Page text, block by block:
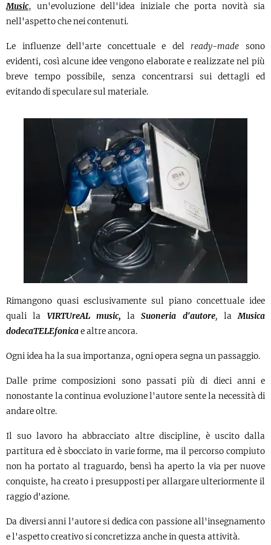
Music, un'evoluzione dell'idea iniziale che porta novità sia
nell'aspetto che nei contenuti.
Le influenze dell'arte concettuale e del ready-madesono
evidenti, così alcune idee vengono elaborate e realizzate nel più
breve tempo possibile, senza concentrarsi sui dettagli ed
evitando di speculare sul materiale.
Rimangono quasi esclusivamente sul piano concettuale idee
quali la VIRTUreAL music, la Suoneria d'autore, laMusica
dodecaTELEfonicae altre ancora.
Ogni idea ha la sua importanza, ogni opera segna un passaggio.
Dalle prime composizioni sono passati più di dieci anni e
nonostante la continua evoluzione l'autore sente la necessità di
andare oltre.
Il suo lavoro ha abbracciato altre discipline, è uscito dalla
partitura ed è sbocciato in varie forme, ma il percorso compiuto
non ha portato al traguardo, bensì ha aperto la via per nuove
conquiste, ha creato i presupposti per allargare ulteriormente il
raggio d'azione.
Da diversi anni l'autore si dedica con passione all'insegnamento
e l'aspetto creativo si concretizza anche in questa attività.